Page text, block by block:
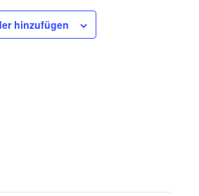
hinzufügen